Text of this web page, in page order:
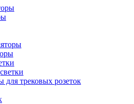
трековых розеток